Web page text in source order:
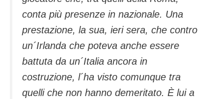
conta più presenze in nazionale. Una
prestazione, la sua, ieri sera, che contro
un´Irlanda che poteva anche essere
battuta da un´Italia ancora in
costruzione, l´ha visto comunque tra
quelli che non hanno demeritato. È lui a